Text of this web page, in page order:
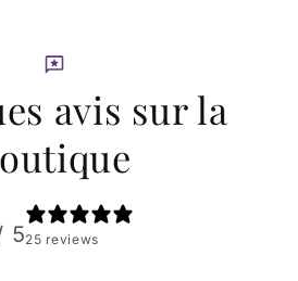
avis sur la
525 reviews